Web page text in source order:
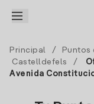
Principal / Puntos
Castelldefels
/
Avenida